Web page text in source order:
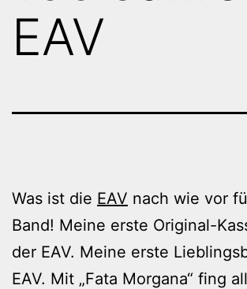
EAV
Was ist die EAV nach wie vor
Band! Meine erste Original-
der EAV. Meine erste
EAV. Mit „Fata Morgana“ fing